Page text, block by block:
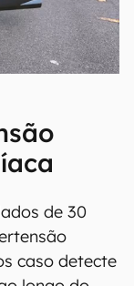
de 30
caso detecte